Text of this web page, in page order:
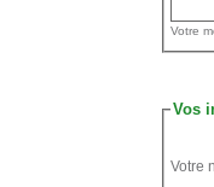
Vos
Votre